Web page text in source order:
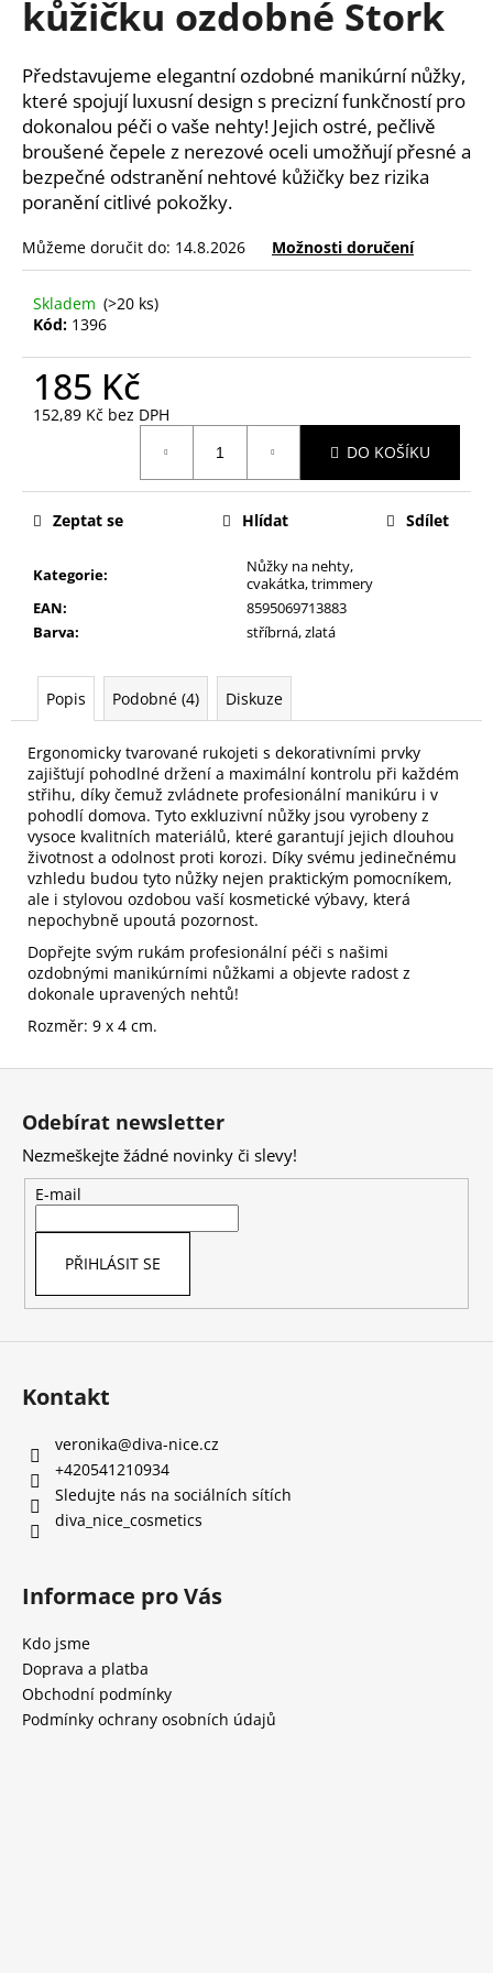
kůžičku ozdobné Stork
Představujeme elegantní ozdobné manikúrní nůžky,
které spojují luxusní design s precizní funkčností pro
dokonalou péči o vaše nehty! Jejich ostré, pečlivě
broušené čepele z nerezové oceli umožňují přesné a
bezpečné odstranění nehtové kůžičky bez rizika
poranění citlivé pokožky.
Můžeme doručit do: 14.8.2026 Možnosti doručení
Skladem (>20 ks)
Kód: 1396
185 Kč
152,89 Kč bez DPH
DO KOŠÍKU
Kategorie:
Nůžky na nehty,
cvakátka, trimmery
EAN:
8595069713883
Barva: stříbrná, zlatá
Zeptat se Hlídat Sdílet
Popis Podobné (4) Diskuze
Ergonomicky tvarované rukojeti s dekorativními prvky
zajišťují pohodlné držení a maximální kontrolu při každém
střihu, díky čemuž zvládnete profesionální manikúru i v
pohodlí domova. Tyto exkluzivní nůžky jsou vyrobeny z
vysoce kvalitních materiálů, které garantují jejich dlouhou
životnost a odolnost proti korozi. Díky svému jedinečnému
vzhledu budou tyto nůžky nejen praktickým pomocníkem,
ale i stylovou ozdobou vaší kosmetické výbavy, která
nepochybně upoutá pozornost.
Dopřejte svým rukám profesionální péči s našimi
ozdobnými manikúrními nůžkami a objevte radost z
dokonale upravených nehtů!
Rozměr: 9 x 4 cm.
a
í
t
?
HLEDAT
D
č
u
e
e
NALEPOVACÍ
UMĚLÉ
NEHTY
GIRLS
+
LEPIDLO,
Č.3
75
Kč
Z
Odebírat newsletter
Nezmeškejte žádné novinky či slevy!
E-mail
PŘIHLÁSIT SE
Kontakt
veronika@diva-nice.cz
+420541210934
Sledujte nás na sociálních sítích
diva_nice_cosmetics
Informace pro Vás
Kdo jsme
Doprava a platba
Obchodní podmínky
Podmínky ochrany osobních údajů